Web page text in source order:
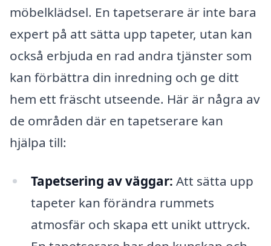
möbelklädsel. En tapetserare är inte bara
expert på att sätta upp tapeter, utan kan
också erbjuda en rad andra tjänster som
kan förbättra din inredning och ge ditt
hem ett fräscht utseende. Här är några av
de områden där en tapetserare kan
hjälpa till:
Tapetsering av väggar: Att sätta upp
tapeter kan förändra rummets
atmosfär och skapa ett unikt uttryck.